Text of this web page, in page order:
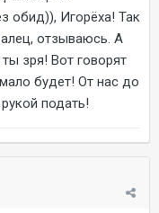
обид)), Игорёха! Так
отзываюсь. А
зря! Вот говорят
будет! От нас до
подать!